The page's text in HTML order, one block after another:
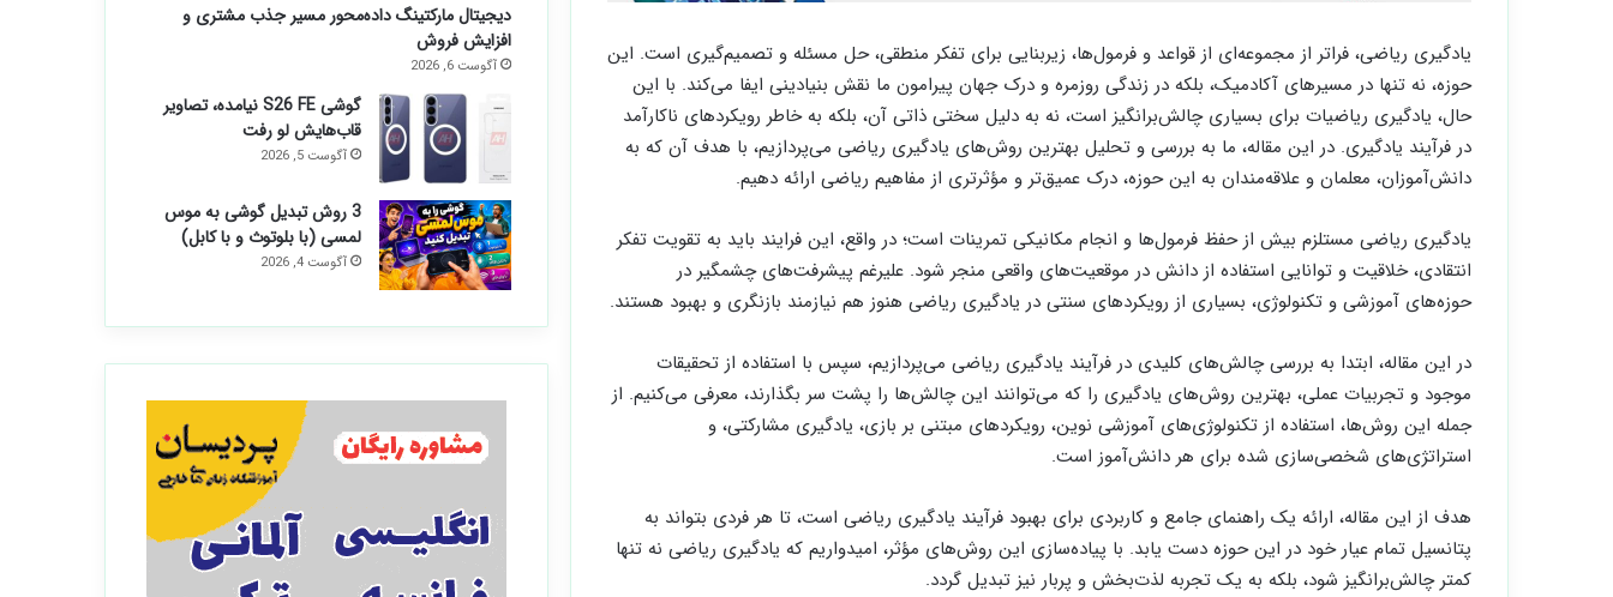
یادگیری ریاضی، فراتر از مجموعه‌ای از قواعد و فرمول‌ها، زیربنایی برای تفکر منطقی، حل مسئله و تصمیم‌گیری است. این
حوزه، نه تنها در مسیرهای آکادمیک، بلکه در زندگی روزمره و درک جهان پیرامون ما نقش بنیادینی ایفا می‌کند. با این
حال، یادگیری ریاضیات برای بسیاری چالش‌برانگیز است، نه به دلیل سختی ذاتی آن، بلکه به خاطر رویکردهای ناکارآمد
در فرآیند یادگیری. در این مقاله، ما به بررسی و تحلیل بهترین روش‌های یادگیری ریاضی می‌پردازیم، با هدف آن که به
دانش‌آموزان، معلمان و علاقه‌مندان به این حوزه، درک عمیق‌تر و مؤثرتری از مفاهیم ریاضی ارائه دهیم.
یادگیری ریاضی مستلزم بیش از حفظ فرمول‌ها و انجام مکانیکی تمرینات است؛ در واقع، این فرایند باید به تقویت تفکر
انتقادی، خلاقیت و توانایی استفاده از دانش در موقعیت‌های واقعی منجر شود. علیرغم پیشرفت‌های چشمگیر در
حوزه‌های آموزشی و تکنولوژی، بسیاری از رویکردهای سنتی در یادگیری ریاضی هنوز هم نیازمند بازنگری و بهبود هستند.
در این مقاله، ابتدا به بررسی چالش‌های کلیدی در فرآیند یادگیری ریاضی می‌پردازیم، سپس با استفاده از تحقیقات
موجود و تجربیات عملی، بهترین روش‌های یادگیری را که می‌توانند این چالش‌ها را پشت سر بگذارند، معرفی می‌کنیم. از
جمله این روش‌ها، استفاده از تکنولوژی‌های آموزشی نوین، رویکردهای مبتنی بر بازی، یادگیری مشارکتی، و
استراتژی‌های شخصی‌سازی شده برای هر دانش‌آموز است.
هدف از این مقاله، ارائه یک راهنمای جامع و کاربردی برای بهبود فرآیند یادگیری ریاضی است، تا هر فردی بتواند به
پتانسیل تمام عیار خود در این حوزه دست یابد. با پیاده‌سازی این روش‌های مؤثر، امیدواریم که یادگیری ریاضی نه تنها
کمتر چالش‌برانگیز شود، بلکه به یک تجربه لذت‌بخش و پربار نیز تبدیل گردد.
دیجیتال مارکتینگ داده‌محور مسیر جذب مشتری و
افزایش فروش
آگوست 6, 2026
گوشی S26 FE نیامده، تصاویر
قاب‌هایش لو رفت
آگوست 5, 2026
3 روش تبدیل گوشی به موس
لمسی (با بلوتوث و با کابل)
آگوست 4, 2026